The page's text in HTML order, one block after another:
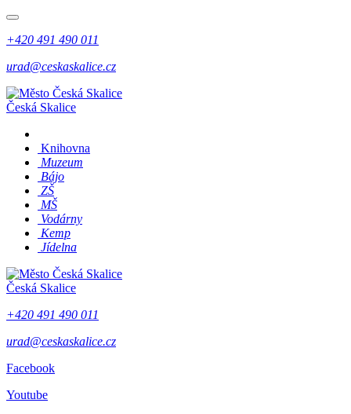
+420 491 490 011
urad@ceskaskalice.cz
Česká Skalice
Knihovna
Muzeum
Bájo
ZŠ
MŠ
Vodárny
Kemp
Jídelna
Česká Skalice
+420 491 490 011
urad@ceskaskalice.cz
Facebook
Youtube